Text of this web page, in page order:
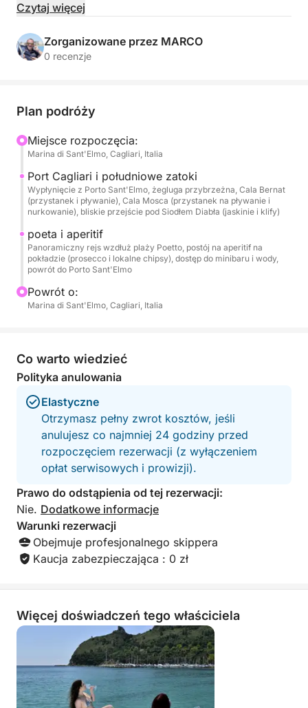
wycieczka jest w całości poświęcona odkrywaniu
jego ukrytych skarbów.
snurkowanie w krystalicznie czystych wodach u
malowniczą przejażdżką wzdłuż długiej plaży
Poetto, po której wrócisz.
Na pokładzie panuje swobodna i autentyczna
atmosfera: na pokładzie czeka na Ciebie aperitif z
woda i komfortowy minibar, idealne na regenerujący
odpoczynek na morzu.
Czytaj więcej
Zorganizowane przez MARCO
0 recenzje
Plan podróży
Miejsce rozpoczęcia:
Marina di Sant'Elmo, Cagliari, Italia
Port Cagliari i południowe zatoki
Wypłynięcie z Porto Sant'Elmo, żegluga przybrzeżna, Cala Bernat
(przystanek i pływanie), Cala Mosca (przystanek na pływanie i
nurkowanie), bliskie przejście pod Siodłem Diabła (jaskinie i klify)
poeta i aperitif
Panoramiczny rejs wzdłuż plaży Poetto, postój na aperitif na
pokładzie (prosecco i lokalne chipsy), dostęp do minibaru i wody,
powrót do Porto Sant'Elmo
Powrót o:
Marina di Sant'Elmo, Cagliari, Italia
Co warto wiedzieć
Polityka anulowania
Elastyczne
Otrzymasz pełny zwrot kosztów, jeśli
anulujesz co najmniej 24 godziny przed
rozpoczęciem rezerwacji (z wyłączeniem
opłat serwisowych i prowizji).
Prawo do odstąpienia od tej rezerwacji:
Nie. Dodatkowe informacje
Warunki rezerwacji
Obejmuje profesjonalnego skippera
Kaucja zabezpieczająca : 0 zł
Więcej doświadczeń tego właściciela